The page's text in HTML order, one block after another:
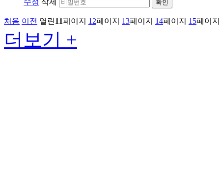
수정 삭제 확인
처음 이전 열린11페이지 12페이지 13페이지 14페이지 15페이지
더보기 +